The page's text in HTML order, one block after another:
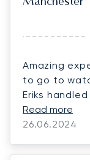
Manchester
Amazing
to go to
Eriks
From the
Thank you
also try the
Read more
26.06.2024